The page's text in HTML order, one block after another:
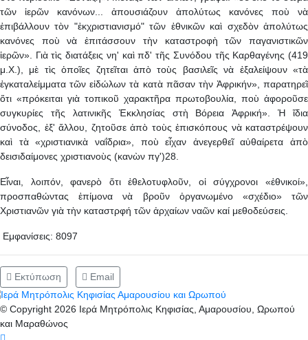
τῶν ἱερῶν κανόνων... ἀπουσιάζουν ἀπολύτως κανόνες ποὺ νὰ
ἐπιβάλλουν τὸν "ἐκχριστιανισμό" τῶν ἐθνικῶν καὶ σχεδὸν ἀπολύτως
κανόνες ποὺ νὰ ἐπιτάσσουν τὴν καταστροφὴ τῶν παγανιστικῶν
ἱερῶν». Γιὰ τὶς διατάξεις νη' καὶ πδ' τῆς Συνόδου τῆς Καρθαγένης (419
μ.Χ.), μὲ τὶς ὁποῖες ζητεῖται ἀπὸ τοὺς βασιλεῖς νὰ ἐξαλείψουν «τὰ
ἐγκαταλείμματα τῶν εἰδώλων τὰ κατὰ πᾶσαν τὴν Ἀφρικήν», παρατηρεῖ
ὅτι «πρόκειται γιὰ τοπικοῦ χαρακτῆρα πρωτοβουλία, ποὺ ἀφοροῦσε
συγκυρίες τῆς λατινικῆς Ἐκκλησίας στὴ Βόρεια Ἀφρική». Ἡ ἴδια
σύνοδος, ἐξ' ἄλλου, ζητοῦσε ἀπὸ τοὺς ἐπισκόπους νὰ καταστρέψουν
καὶ τὰ «χριστιανικὰ ναΐδρια», ποὺ εἶχαν ἀνεγερθεῖ αὐθαίρετα ἀπὸ
δεισιδαίμονες χριστιανοὺς (κανὼν πγ')28.
Εἶναι, λοιπόν, φανερὸ ὅτι ἐθελοτυφλοῦν, οἱ σύγχρονοι «ἐθνικοί»,
προσπαθώντας ἐπίμονα νὰ βροῦν ὀργανωμένο «σχέδιο» τῶν
Χριστιανῶν γιὰ τὴν καταστρφή τῶν ἀρχαίων ναῶν καί μεθοδεύσεις.
Εμφανίσεις: 8097
Εκτύπωση Email
© Copyright 2026 Ιερά Μητρόπολις Κηφισίας, Αμαρουσίου, Ωρωπού
και Μαραθώνος